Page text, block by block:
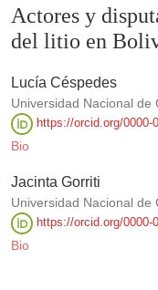
Actores y
del litio en
Lucía Céspedes
Universidad Nacional de
https://orcid.org/0000-
Bio
Jacinta Gorriti
Universidad Nacional de
https://orcid.org/0000-
Bio